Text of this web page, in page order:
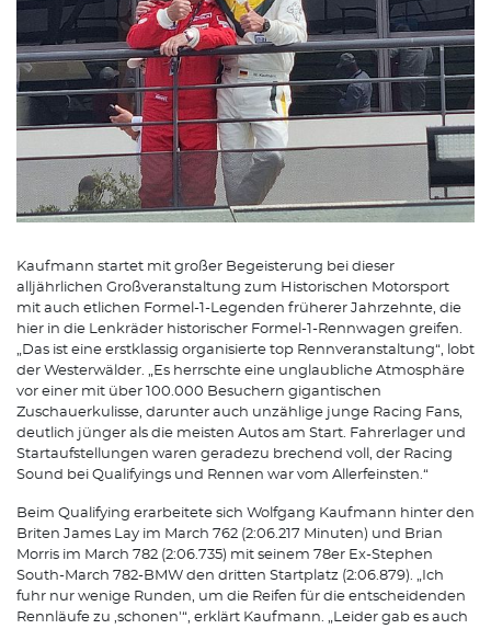
Kaufmann startet mit großer Begeisterung bei dieser
alljährlichen Großveranstaltung zum Historischen Motorsport
mit auch etlichen Formel-1-Legenden früherer Jahrzehnte, die
hier in die Lenkräder historischer Formel-1-Rennwagen greifen.
„Das ist eine erstklassig organisierte top Rennveranstaltung“, lobt
der Westerwälder. „Es herrschte eine unglaubliche Atmosphäre
vor einer mit über 100.000 Besuchern gigantischen
Zuschauerkulisse, darunter auch unzählige junge Racing Fans,
deutlich jünger als die meisten Autos am Start. Fahrerlager und
Startaufstellungen waren geradezu brechend voll, der Racing
Sound bei Qualifyings und Rennen war vom Allerfeinsten.“
Beim Qualifying erarbeitete sich Wolfgang Kaufmann hinter den
Briten James Lay im March 762 (2:06.217 Minuten) und Brian
Morris im March 782 (2:06.735) mit seinem 78er Ex-Stephen
South-March 782-BMW den dritten Startplatz (2:06.879). „Ich
fuhr nur wenige Runden, um die Reifen für die entscheidenden
Rennläufe zu ,schonen'“, erklärt Kaufmann. „Leider gab es auch